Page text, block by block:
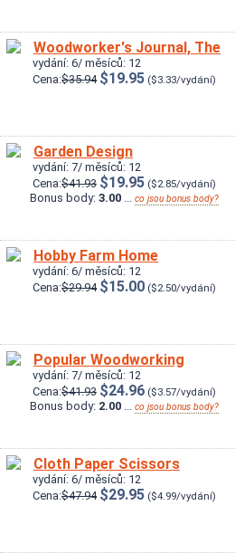
Woodworker's Journal, The
vydání: 6/ měsíců: 12
Cena:$35.94 $19.95 ($3.33/vydání)
Garden Design
vydání: 7/ měsíců: 12
Cena:$41.93 $19.95 ($2.85/vydání)
Bonus body: 3.00 ... co jsou bonus body?
Hobby Farm Home
vydání: 6/ měsíců: 12
Cena:$29.94 $15.00 ($2.50/vydání)
Popular Woodworking
vydání: 7/ měsíců: 12
Cena:$41.93 $24.96 ($3.57/vydání)
Bonus body: 2.00 ... co jsou bonus body?
Cloth Paper Scissors
vydání: 6/ měsíců: 12
Cena:$47.94 $29.95 ($4.99/vydání)